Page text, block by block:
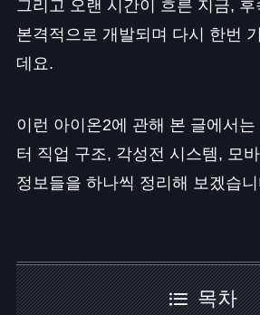
그리고 오랜 시간이 흐른 지금,
본격적으로 개발되며 다시 한번
데요.
이런 아이온2에 관해 본 글에서
터 직업 구조, 각성전 시스템, 모
정보들을 하나씩 정리해 보겠습
목차